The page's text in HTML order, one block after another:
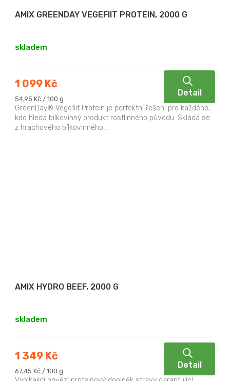
AMIX GREENDAY VEGEFIIT PROTEIN, 2000 G
skladem
1 099 Kč
Měrná
cena:
54,95 Kč / 100 g
Detail
GreenDay® Vegefiit Protein je perfektní řešení pro každého,
kdo hledá bílkovinný produkt rostlinného původu. Skládá se
z hrachového bílkovinného...
AMIX HYDRO BEEF, 2000 G
skladem
1 349 Kč
Měrná
cena:
67,45 Kč / 100 g
Detail